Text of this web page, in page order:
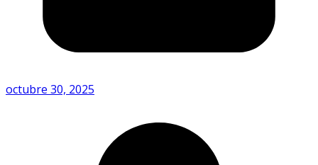
octubre 30, 2025